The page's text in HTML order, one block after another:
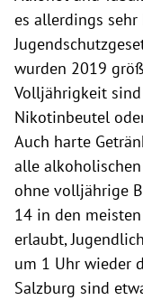
es allerdings
wurden 2019
Volljährigkeit sind
Nikotinbeutel
Auch harte
alle alkoholischen
ohne volljährige
14 in den
erlaubt,
um 1 Uhr wieder
Salzburg sind